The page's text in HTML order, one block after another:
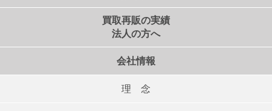
買取再販の実績
法人の方へ
会社情報
理 念